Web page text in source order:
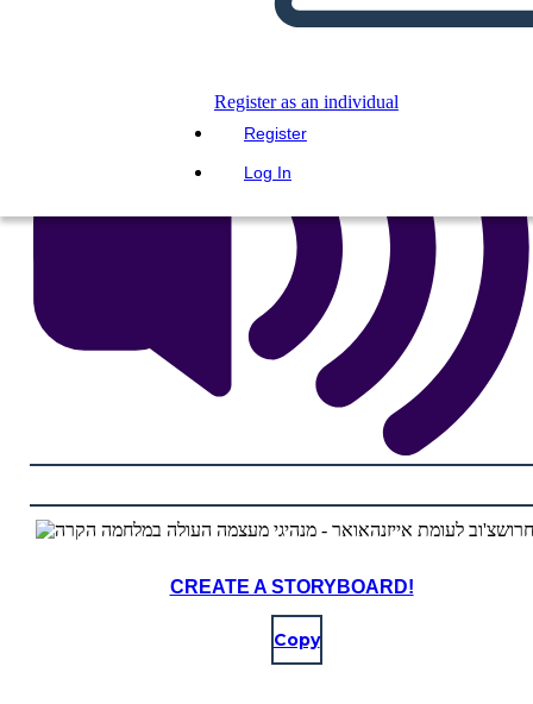
Register as an individual
Register
Log In
CREATE A STORYBOARD!
Copy